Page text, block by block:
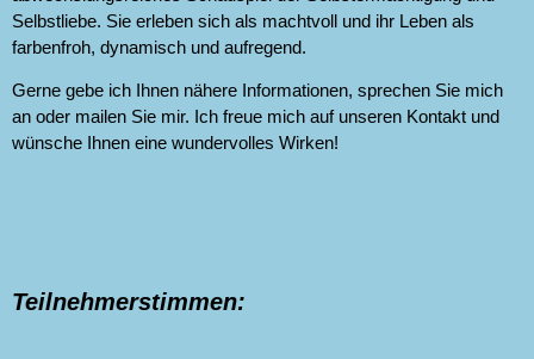
Selbstliebe. Sie erleben sich als machtvoll und ihr Leben als
farbenfroh, dynamisch und aufregend.
Gerne gebe ich Ihnen nähere Informationen, sprechen Sie mich
an oder mailen Sie mir. Ich freue mich auf unseren Kontakt und
wünsche Ihnen eine wundervolles Wirken!
Teilnehmerstimmen: